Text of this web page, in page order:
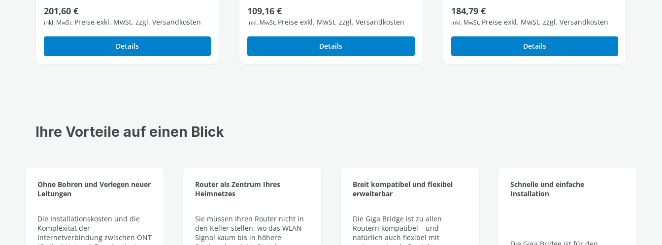
Regulärer Preis:
201,60 €
inkl. MwSt. Preise exkl. MwSt. zzgl. Versandkosten
Details
Regulärer Preis:
109,16 €
inkl. MwSt. Preise exkl. MwSt. zzgl. Versandkosten
Details
Regulärer Preis:
184,79 €
inkl. MwSt. Preise exkl. MwSt. zzgl. Versandkosten
Details
Ihre Vorteile auf einen Blick
Ohne Bohren und Verlegen neuer
Leitungen
Die Installationskosten und die
Komplexität der
Internetverbindung zwischen ONT
Router als Zentrum Ihres
Heimnetzes
Sie müssen Ihren Router nicht in
den Keller stellen, wo das WLAN-
Signal kaum bis in höhere
Breit kompatibel und flexibel
erweiterbar
Die Giga Bridge ist zu allen
Routern kompatibel – und
natürlich auch flexibel mit
Schnelle und einfache
Installation